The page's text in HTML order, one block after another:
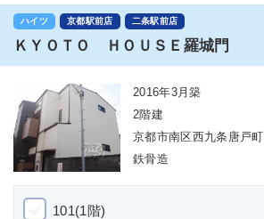
ハイツ 京都駅前店 二条駅前店
ＫＹＯＴＯ ＨＯＵＳＥ羅城門
2016年3月築
2階建
京都市南区西九条唐戸町
鉄骨造
101(1階)